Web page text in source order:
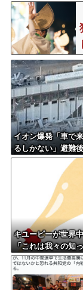
イオン爆発「車で
るしかない」避難
現場の実態が判明
キユーピーが世界
「これは我々の知
ネーズではない新
だ」